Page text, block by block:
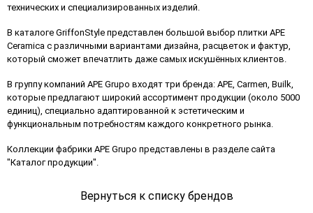
технических и специализированных изделий.
В каталоге GriffonStyle представлен большой выбор плитки APE
Ceramica с различными вариантами дизайна, расцветок и фактур,
который сможет впечатлить даже самых искушённых клиентов.
В группу компаний APE Grupo входят три бренда: APE, Carmen, Builk,
которые предлагают широкий ассортимент продукции (около 5000
единиц), специально адаптированной к эстетическим и
функциональным потребностям каждого конкретного рынка.
Коллекции фабрики APE Grupo представлены в разделе сайта
"Каталог продукции".
Вернуться к списку брендов